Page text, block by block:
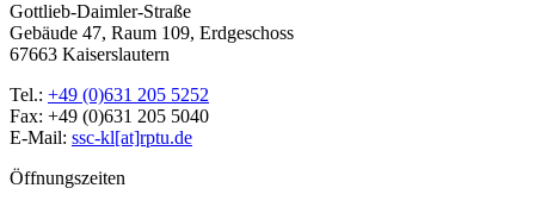
Gottlieb-Daimler-Straße
Gebäude 47, Raum 109, Erdgeschoss
67663 Kaiserslautern
Tel.: +49 (0)631 205 5252
Fax: +49 (0)631 205 5040
E-Mail: ssc-kl[at]rptu.de
Öffnungszeiten